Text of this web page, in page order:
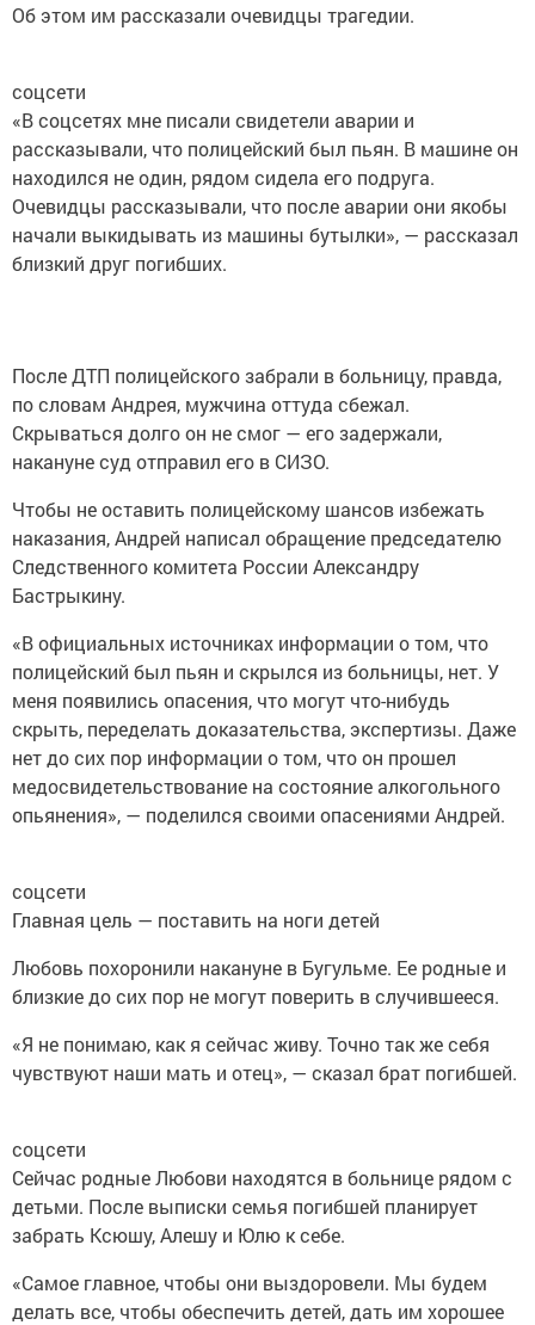
Об этом им рассказали очевидцы трагедии.
соцсети
«В соцсетях мне писали свидетели аварии и
рассказывали, что полицейский был пьян. В машине он
находился не один, рядом сидела его подруга.
Очевидцы рассказывали, что после аварии они якобы
начали выкидывать из машины бутылки», — рассказал
близкий друг погибших.
После ДТП полицейского забрали в больницу, правда,
по словам Андрея, мужчина оттуда сбежал.
Скрываться долго он не смог — его задержали,
накануне суд отправил его в СИЗО.
Чтобы не оставить полицейскому шансов избежать
наказания, Андрей написал обращение председателю
Следственного комитета России Александру
Бастрыкину.
«В официальных источниках информации о том, что
полицейский был пьян и скрылся из больницы, нет. У
меня появились опасения, что могут что-нибудь
скрыть, переделать доказательства, экспертизы. Даже
нет до сих пор информации о том, что он прошел
медосвидетельствование на состояние алкогольного
опьянения», — поделился своими опасениями Андрей.
соцсети
Главная цель — поставить на ноги детей
Любовь похоронили накануне в Бугульме. Ее родные и
близкие до сих пор не могут поверить в случившееся.
«Я не понимаю, как я сейчас живу. Точно так же себя
чувствуют наши мать и отец», — сказал брат погибшей.
соцсети
Сейчас родные Любови находятся в больнице рядом с
детьми. После выписки семья погибшей планирует
забрать Ксюшу, Алешу и Юлю к себе.
«Самое главное, чтобы они выздоровели. Мы будем
делать все, чтобы обеспечить детей, дать им хорошее